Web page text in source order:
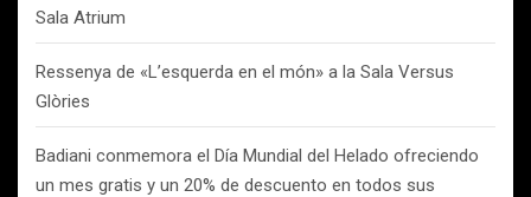
Sala Atrium
Ressenya de «L’esquerda en el món» a la Sala Versus
Glòries
Badiani conmemora el Día Mundial del Helado ofreciendo
un mes gratis y un 20% de descuento en todos sus